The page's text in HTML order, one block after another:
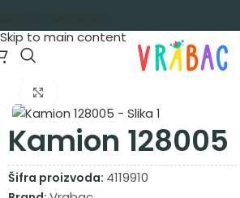
Skip to main content
Automobili
Kamion 128005
Šifra proizvoda: 4119910